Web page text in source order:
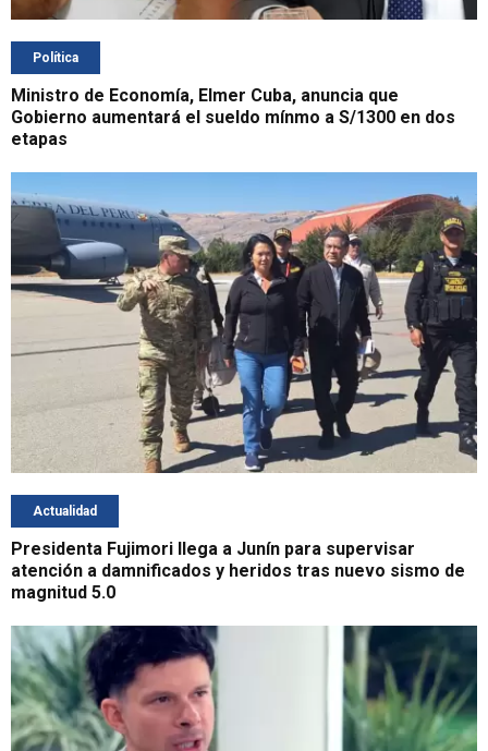
Política
Ministro de Economía, Elmer Cuba, anuncia que
Gobierno aumentará el sueldo mínmo a S/1300 en dos
etapas
Actualidad
Presidenta Fujimori llega a Junín para supervisar
atención a damnificados y heridos tras nuevo sismo de
magnitud 5.0